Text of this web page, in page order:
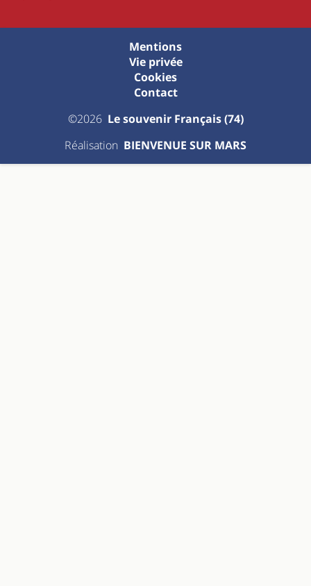
©2026 Le souvenir Français (74)
Mentions
Vie privée
Cookies
Contact
Réalisation BIENVENUE SUR MARS